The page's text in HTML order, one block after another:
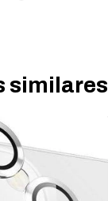
similares